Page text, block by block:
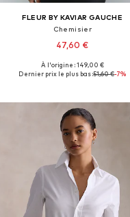
FLEUR BY KAVIAR GAUCHE
Chemisier
47,60 €
Tailles disponibles: XS, S, M, L, XL
À l'origine : 149,00 €
Dernier prix le plus bas :51,60 €-7%